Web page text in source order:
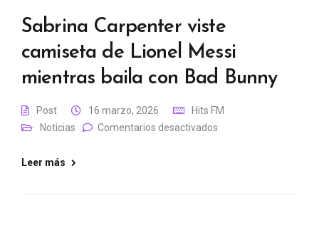
Sabrina Carpenter viste
camiseta de Lionel Messi
mientras baila con Bad Bunny
Post 16 marzo, 2026
Hits FM
Noticias
Comentarios desactivados
Leer más